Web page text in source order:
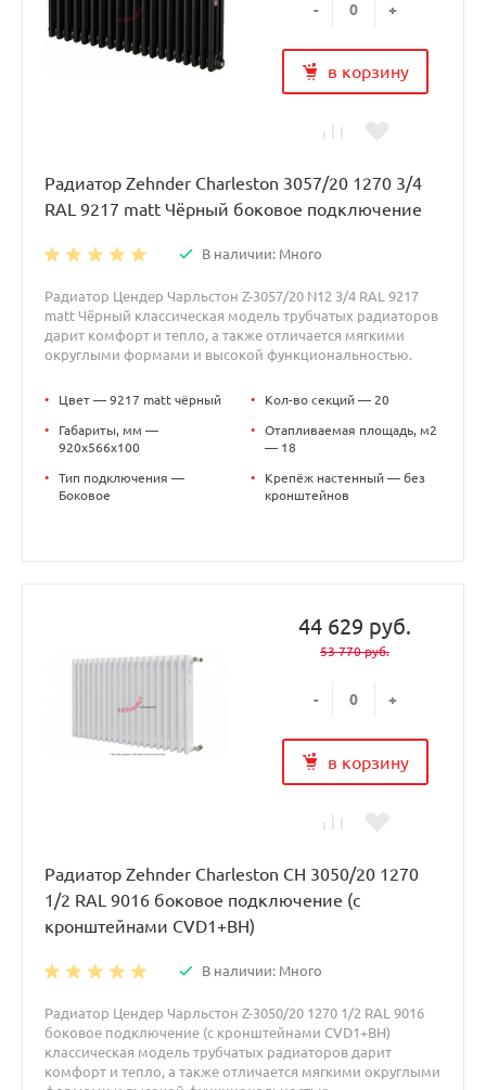
- +
в корзину
Радиатор Zehnder Charleston 3057/20 1270 3/4
RAL 9217 matt Чёрный боковое подключение
В наличии: Много
Радиатор Цендер Чарльстон Z-3057/20 N12 3/4 RAL 9217
matt Чёрный классическая модель трубчатых радиаторов
дарит комфорт и тепло, а также отличается мягкими
округлыми формами и высокой функциональностью.
• Цвет — 9217 matt чёрный
•
Габариты, мм —
920x566x100
•
Тип подключения —
Боковое
• Кол-во секций — 20
•
Отапливаемая площадь, м2
— 18
•
Крепёж настенный — без
кронштейнов
44 629 руб.
53 770 руб.
- +
в корзину
Радиатор Zehnder Charleston CH 3050/20 1270
1/2 RAL 9016 боковое подключение (с
кронштейнами CVD1+BH)
В наличии: Много
Радиатор Цендер Чарльстон Z-3050/20 1270 1/2 RAL 9016
боковое подключение (с кронштейнами CVD1+BH)
классическая модель трубчатых радиаторов дарит
комфорт и тепло, а также отличается мягкими округлыми